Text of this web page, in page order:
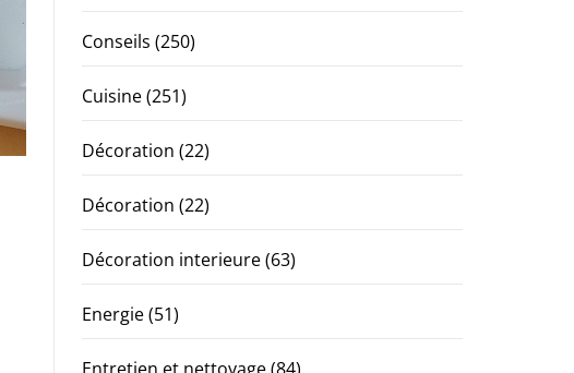
Conseils (250)
Cuisine(251)
Décoration (22)
Décoration (22)
Décoration interieure(63)
Energie(51)